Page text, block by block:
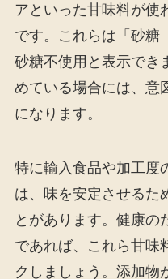
アといった甘味料が使
です。これらは「砂糖
砂糖不使用と表示でき
めている場合には、意
になります。
特に輸入食品や加工度
は、味を安定させるた
とがあります。健康の
であれば、これら甘味
クしましょう。添加物